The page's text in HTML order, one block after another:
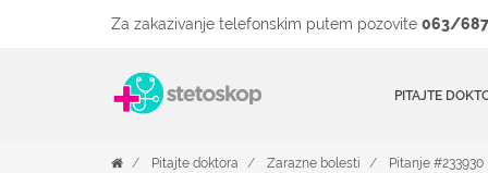
Za zakazivanje telefonskim putem pozovite 063/
PITAJTE
Pitajte doktora Zarazne bolesti Pitanje #233930